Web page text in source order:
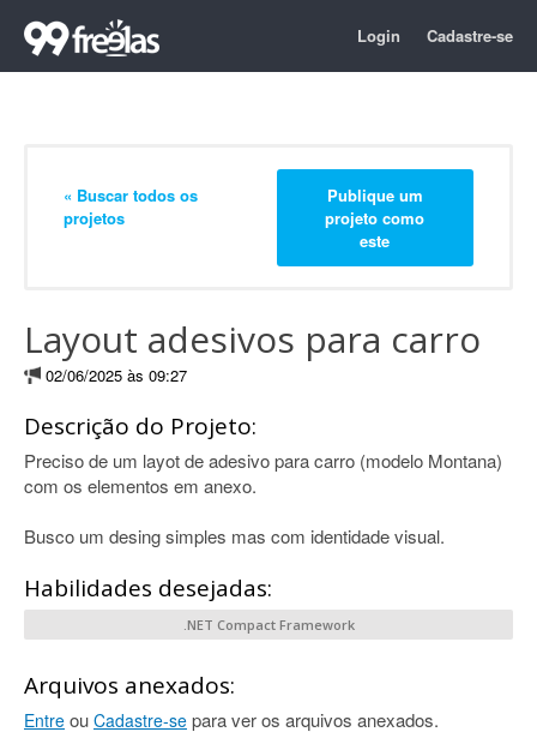
Login Cadastre-se
« Buscar todos os
projetos
Publique um
projeto como
este
Layout adesivos para carro
02/06/2025 às 09:27
Descrição do Projeto:
Preciso de um layot de adesivo para carro (modelo Montana)
com os elementos em anexo.
Busco um desing simples mas com identidade visual.
Habilidades desejadas:
.NET Compact Framework
Arquivos anexados:
Entre ou Cadastre-se para ver os arquivos anexados.